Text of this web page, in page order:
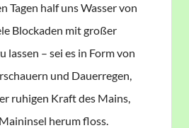
Tagen half uns Wasser von
Blockaden mit großer
lassen – sei es in Form von
und Dauerregen,
ruhigen Kraft des Mains,
herum floss.